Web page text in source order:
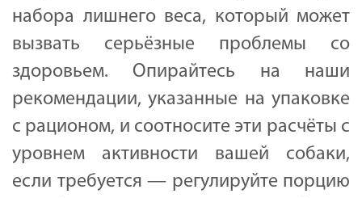
набора лишнего веса, который может
вызвать серьёзные проблемы со
здоровьем. Опирайтесь на наши
рекомендации, указанные на упаковке
с рационом, и соотносите эти расчёты с
уровнем активности вашей собаки,
если требуется — регулируйте порцию